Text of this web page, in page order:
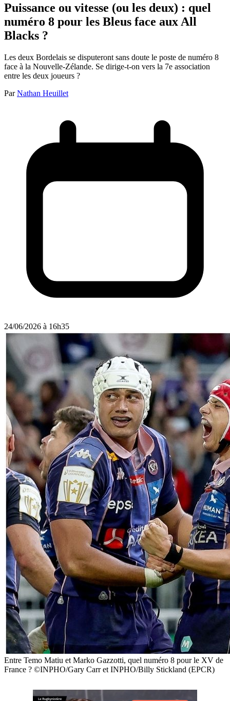
Puissance ou vitesse (ou les deux) : quel
numéro 8 pour les Bleus face aux All
Blacks ?
Les deux Bordelais se disputeront sans doute le poste de numéro 8
face à la Nouvelle-Zélande. Se dirige-t-on vers la 7e association
entre les deux joueurs ?
Par Nathan Heuillet
24/06/2026 à 16h35
Entre Temo Matiu et Marko Gazzotti, quel numéro 8 pour le XV de
France ? ©INPHO/Gary Carr et INPHO/Billy Stickland (EPCR)